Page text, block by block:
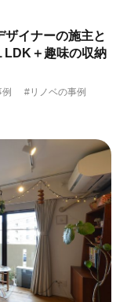
イナーの施主と
LDK＋趣味の収納
#リノベの事例